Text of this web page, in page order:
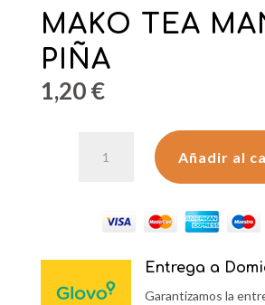
MAKO TEA
PIÑA
1,20€
TEA
PIÑA
Añadir al
Entrega a
Garantizamos la